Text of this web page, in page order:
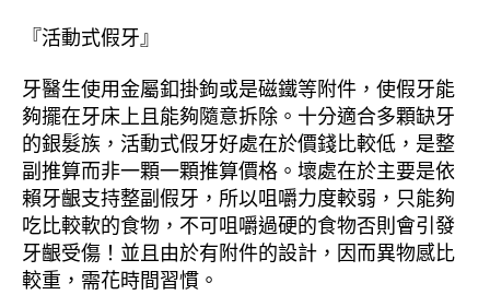
『活動式假牙』
牙醫生使用金屬釦掛鉤或是磁鐵等附件，使假牙能
夠擺在牙床上且能夠隨意拆除。十分適合多顆缺牙
的銀髮族，活動式假牙好處在於價錢比較低，是整
副推算而非一顆一顆推算價格。壞處在於主要是依
賴牙齦支持整副假牙，所以咀嚼力度較弱，只能夠
吃比較軟的食物，不可咀嚼過硬的食物否則會引發
牙齦受傷！並且由於有附件的設計，因而異物感比
較重，需花時間習慣。